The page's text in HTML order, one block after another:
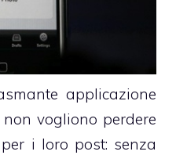
applicazione
vogliono perdere
i loro post: senza